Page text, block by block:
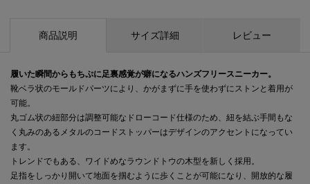
商品説明 サイズ詳細 レビュー
履いた瞬間からもちぷに足裏感覚が癖になるハンズフリースニーカー。
靴ベラ状のモールドパーツにより、かがまずに手を使わずにストンと着用が
可能。
丸ゴム状の紐部分は調整可能なドローコード仕様のため、紐を結ぶ手間もな
く丸みのあるメタルのコードストッパーはデザインのアクセントになってい
ます。
トレンドでもある、ワイドめなラウンドトウの木型を新しく採用。
足指をしっかり開いて地面を掴むように歩くことが可能になり、開放的な履